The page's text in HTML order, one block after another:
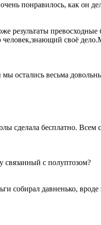
понравилось, как он
человек,знающий своё
остались весьма
сделала бесплатно.
связанный с полуптозом?
давненько,